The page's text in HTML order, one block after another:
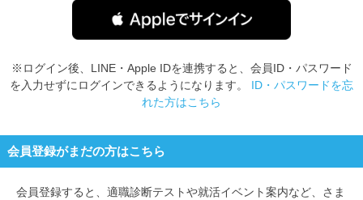
※ログイン後、LINE・Apple IDを連携すると、会員ID・パスワード
を入力せずにログインできるようになります。 ID・パスワードを忘
れた方はこちら
会員登録がまだの方はこちら
会員登録すると、 適職診断テストや就活イベント案内など、さま